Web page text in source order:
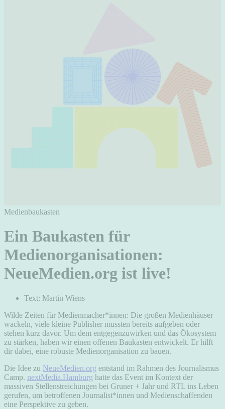
Medienbaukasten
Ein Baukasten für
Medienorganisationen:
NeueMedien.org ist live!
Text: Martin Wiens
Wilde Zeiten für Medienmacher*innen: Die großen Medienhäuser
wackeln, viele kleine Publisher mussten bereits aufgeben oder
stehen kurz davor. Um dem entgegenzuwirken und das Ökosystem
zu stärken, haben wir einen offenen Baukasten entwickelt. Er hilft
dir dabei, eine robuste Medienorganisation zu bauen.
Die Idee zu NeueMedien.org entstand im Rahmen des Journalismus
Camp. nextMedia.Hamburg hatte das Event im Kontext der
massiven Stellenstreichungen bei Gruner + Jahr und RTL ins Leben
gerufen, um betroffenen Journalist*innen und Medienschaffenden
eine Perspektive zu geben.